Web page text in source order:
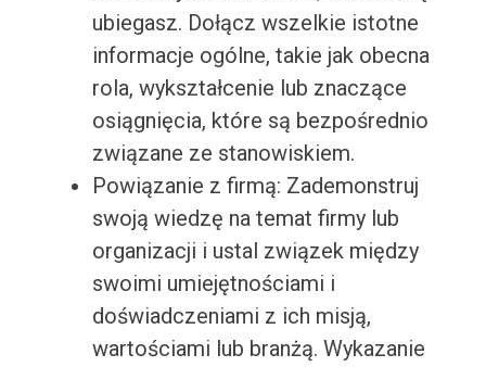
ubiegasz. Dołącz wszelkie istotne
informacje ogólne, takie jak obecna
rola, wykształcenie lub znaczące
osiągnięcia, które są bezpośrednio
związane ze stanowiskiem.
Powiązanie z firmą: Zademonstruj
swoją wiedzę na temat firmy lub
organizacji i ustal związek między
swoimi umiejętnościami i
doświadczeniami z ich misją,
wartościami lub branżą. Wykazanie